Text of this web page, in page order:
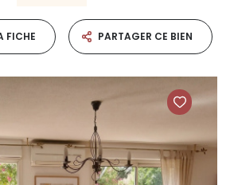
FICHE PARTAGER CE BIEN